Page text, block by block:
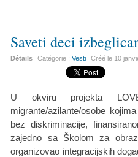
Saveti deci
Détails Catégorie :Vesti Créé le 10
U okviru projekta
migrante/azilante/osobe
bez diskriminacije,
zajedno sa Školom za
organizovao integracijskih